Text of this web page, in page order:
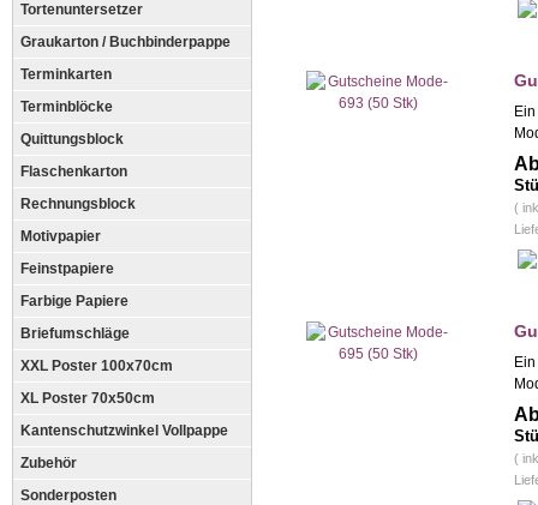
Tortenuntersetzer
Graukarton / Buchbinderpappe
Terminkarten
Terminblöcke
Quittungsblock
Flaschenkarton
Rechnungsblock
Motivpapier
Feinstpapiere
Farbige Papiere
Briefumschläge
XXL Poster 100x70cm
XL Poster 70x50cm
Kantenschutzwinkel Vollpappe
Zubehör
Sonderposten
(
(